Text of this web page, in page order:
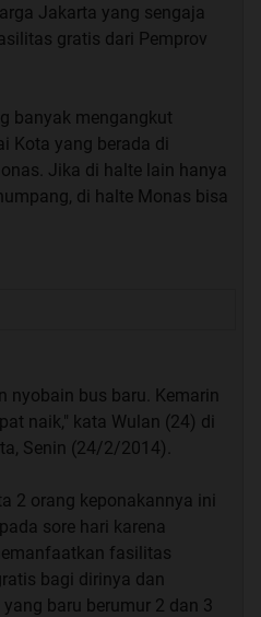
Jakarta yang sengaja
gratis dari Pemprov
banyak mengangkut
Kota yang berada di
Jika di halte lain hanya
di halte Monas bisa
nyobain bus baru. Kemarin
naik," kata Wulan (24) di
Senin (24/2/2014).
2 orang keponakannya ini
sore hari karena
fasilitas
bagi dirinya dan
baru berumur 2 dan 3